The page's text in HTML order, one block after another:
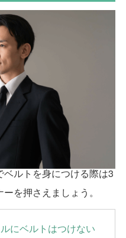
ルトを身につける際は3
を押さえましょう。
にベルトはつけない